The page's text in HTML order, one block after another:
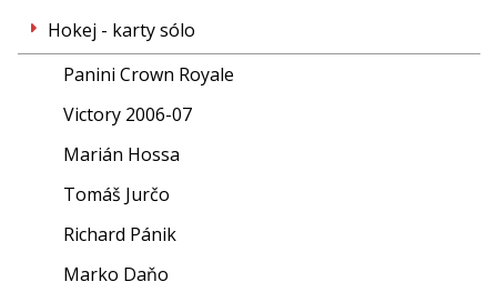
Hokej - karty sólo
Panini Crown Royale
Victory 2006-07
Marián Hossa
Tomáš Jurčo
Richard Pánik
Marko Daňo